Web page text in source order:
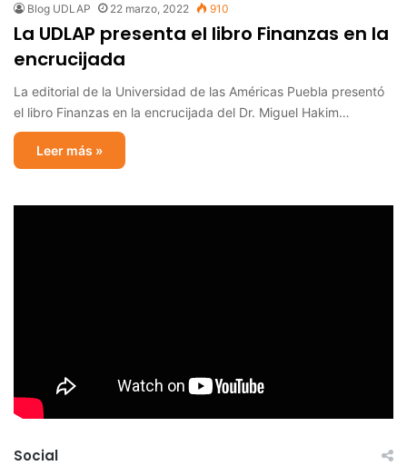
Blog UDLAP 22 marzo, 2022 910
La UDLAP presenta el libro Finanzas en la
encrucijada
La editorial de la Universidad de las Américas Puebla presentó
el libro Finanzas en la encrucijada del Dr. Miguel Hakim…
Leer más »
Social